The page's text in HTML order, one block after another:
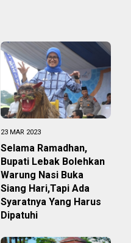
23 MAR 2023
Selama Ramadhan,
Bupati Lebak Bolehkan
Warung Nasi Buka
Siang Hari,Tapi Ada
Syaratnya Yang Harus
Dipatuhi